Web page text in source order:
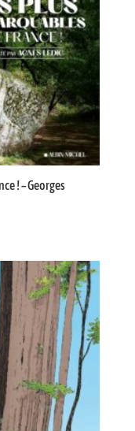
! – Georges